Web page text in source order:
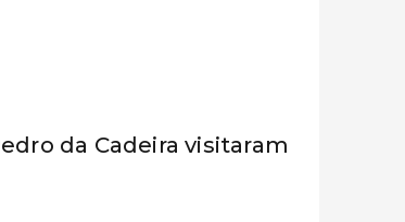
da Cadeira visitaram